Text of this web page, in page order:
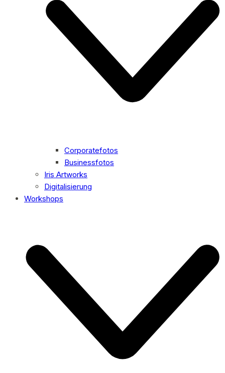
Corporatefotos
Businessfotos
Iris Artworks
Digitalisierung
Workshops